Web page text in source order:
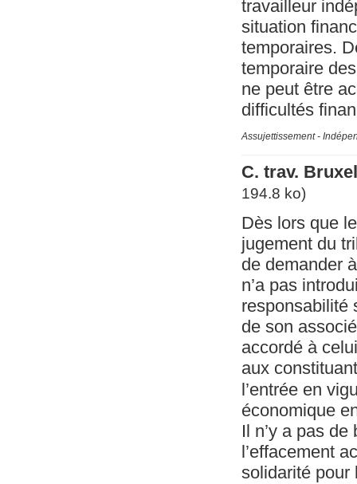
travailleur
situation
temporaires.
temporaire
ne peut être
difficultés
Assujettissement -
C. trav.
194.8 ko)
Dès lors que
jugement du
de demander
n’a pas
responsabilité
de son
accordé à
aux
l’entrée en
économique
Il n’y a pas
l’effacement
solidarité pour